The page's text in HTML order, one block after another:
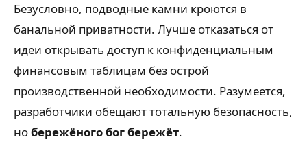
Безусловно, подводные камни кроются в
банальной приватности. Лучше отказаться от
идеи открывать доступ к конфиденциальным
финансовым таблицам без острой
производственной необходимости. Разумеется,
разработчики обещают тотальную безопасность,
нобережёного бог бережёт.